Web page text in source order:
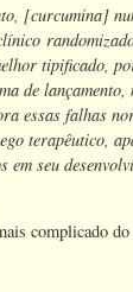
[curcumina]
tipificado,
de
essas falhas
terapêutico,
em seu
complicado